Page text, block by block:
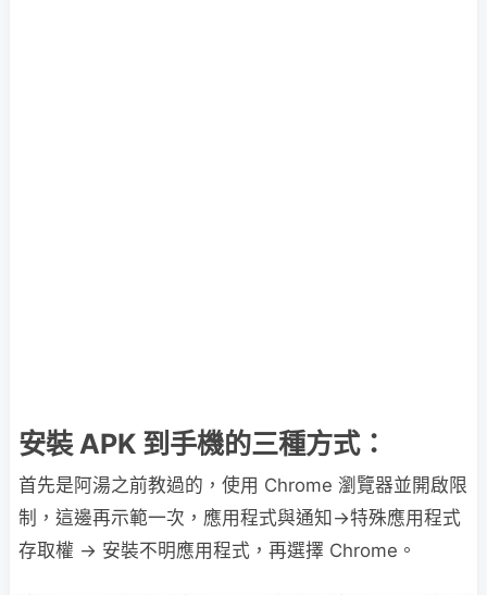
安裝 APK 到手機的三種方式：
首先是阿湯之前教過的，使用 Chrome 瀏覽器並開啟限
制，這邊再示範一次，應用程式與通知→特殊應用程式
存取權 → 安裝不明應用程式，再選擇 Chrome。